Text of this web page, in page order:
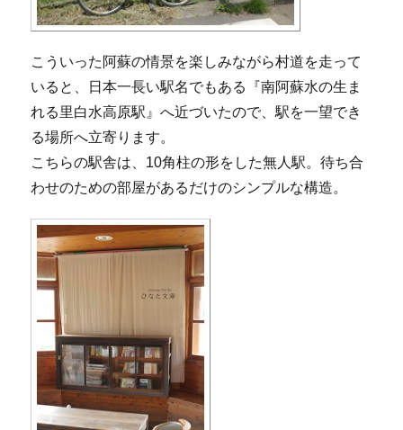
こういった阿蘇の情景を楽しみながら村道を走って
いると、日本一長い駅名でもある『南阿蘇水の生ま
れる里白水高原駅』へ近づいたので、駅を一望でき
る場所へ立寄ります。
こちらの駅舎は、10角柱の形をした無人駅。待ち合
わせのための部屋があるだけのシンプルな構造。